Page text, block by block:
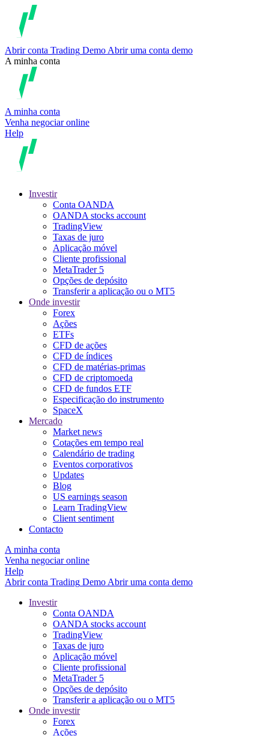
Abrir conta Trading Demo Abrir uma conta demo
A minha conta
A minha conta
Venha negociar online
Help
Investir
Conta OANDA
OANDA stocks account
TradingView
Taxas de juro
Aplicação móvel
Cliente profissional
MetaTrader 5
Opções de depósito
Transferir a aplicação ou o MT5
Onde investir
Forex
Ações
ETFs
CFD de ações
CFD de índices
CFD de matérias-primas
CFD de criptomoeda
CFD de fundos ETF
Especificação do instrumento
SpaceX
Mercado
Market news
Cotações em tempo real
Calendário de trading
Eventos corporativos
Updates
Blog
US earnings season
Learn TradingView
Client sentiment
Contacto
A minha conta
Venha negociar online
Help
Abrir conta Trading Demo Abrir uma conta demo
Investir
Conta OANDA
OANDA stocks account
TradingView
Taxas de juro
Aplicação móvel
Cliente profissional
MetaTrader 5
Opções de depósito
Transferir a aplicação ou o MT5
Onde investir
Forex
Ações